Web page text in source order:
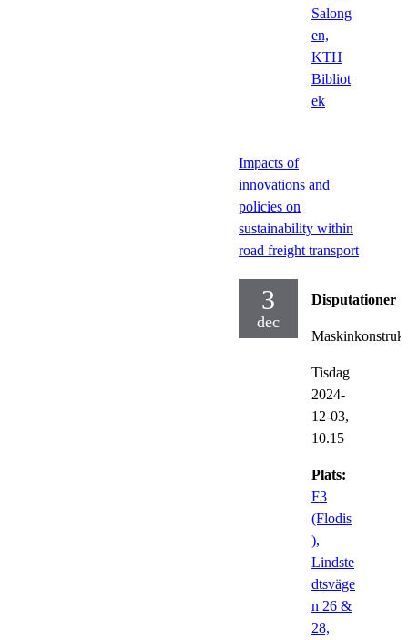
Salong
en,
KTH
Bibliot
ek
Impacts of
innovations and
policies on
sustainability within
road freight transport
3
dec
Disputationer
Tisdag
2024-
12-03,
10.15
Plats:
F3
(Flodis
),
Lindste
dtsväge
n 26 &
28,